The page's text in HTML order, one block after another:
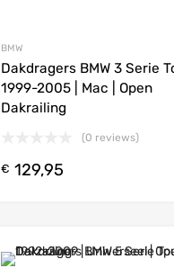
BMW
Dakdragers BMW 3 Serie
1999-2005 | Mac | Open
Dakrailing
(0 reviews)
€ 129,95